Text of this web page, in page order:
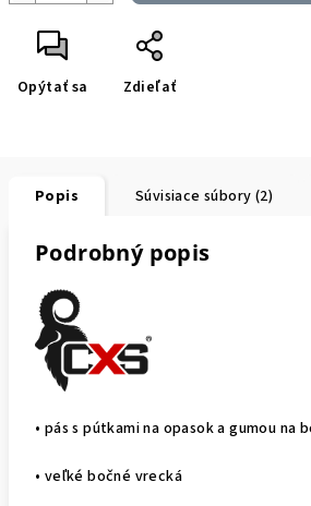
Opýtať sa Zdieľať
Popis Súvisiace súbory (2)
Podrobný popis
• pás s pútkami na opasok a gumou na
• veľké bočné vrecká